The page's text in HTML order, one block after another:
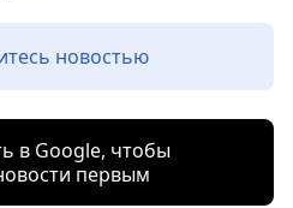
новостью
в Google, чтобы
первым